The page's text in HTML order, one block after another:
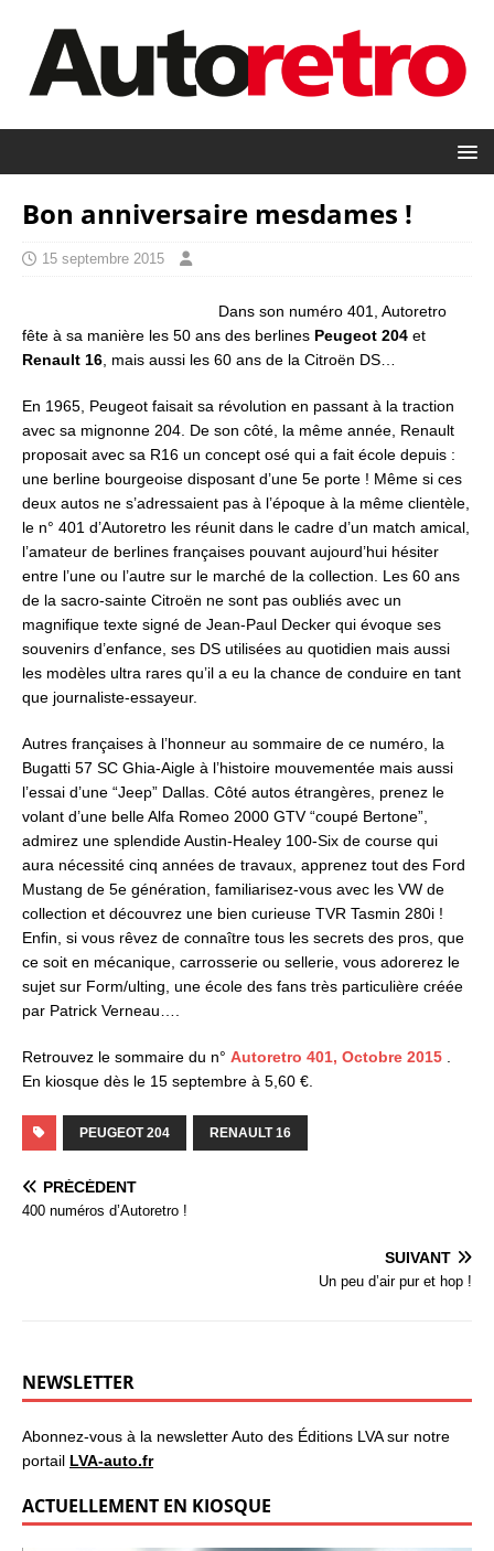
Bon anniversaire mesdames !
15 septembre 2015
Dans son numéro 401, Autoretro
fête à sa manière les 50 ans des berlines Peugeot 204 et
Renault 16 , mais aussi les 60 ans de la Citroën DS…
En 1965, Peugeot faisait sa révolution en passant à la traction
avec sa mignonne 204. De son côté, la même année, Renault
proposait avec sa R16 un concept osé qui a fait école depuis :
une berline bourgeoise disposant d’une 5e porte ! Même si ces
deux autos ne s’adressaient pas à l’époque à la même clientèle,
le n° 401 d’Autoretro les réunit dans le cadre d’un match amical,
l’amateur de berlines françaises pouvant aujourd’hui hésiter
entre l’une ou l’autre sur le marché de la collection. Les 60 ans
de la sacro-sainte Citroën ne sont pas oubliés avec un
magnifique texte signé de Jean-Paul Decker qui évoque ses
souvenirs d’enfance, ses DS utilisées au quotidien mais aussi
les modèles ultra rares qu’il a eu la chance de conduire en tant
que journaliste-essayeur.
Autres françaises à l’honneur au sommaire de ce numéro, la
Bugatti 57 SC Ghia-Aigle à l’histoire mouvementée mais aussi
l’essai d’une “Jeep” Dallas. Côté autos étrangères, prenez le
volant d’une belle Alfa Romeo 2000 GTV “coupé Bertone”,
admirez une splendide Austin-Healey 100-Six de course qui
aura nécessité cinq années de travaux, apprenez tout des Ford
Mustang de 5e génération, familiarisez-vous avec les VW de
collection et découvrez une bien curieuse TVR Tasmin 280i !
Enfin, si vous rêvez de connaître tous les secrets des pros, que
ce soit en mécanique, carrosserie ou sellerie, vous adorerez le
sujet sur Form/ulting, une école des fans très particulière créée
par Patrick Verneau….
Retrouvez le sommaire du n° Autoretro 401, Octobre 2015
En kiosque dès le 15 septembre à 5,60 €.
PEUGEOT 204 RENAULT 16
PRÉCÉDENT
400 numéros d’Autoretro !
SUIVANT
Un peu d’air pur et hop !
NEWSLETTER
Abonnez-vous à la newsletter Auto des Éditions LVA sur notre
portail LVA-auto.fr
ACTUELLEMENT EN KIOSQUE